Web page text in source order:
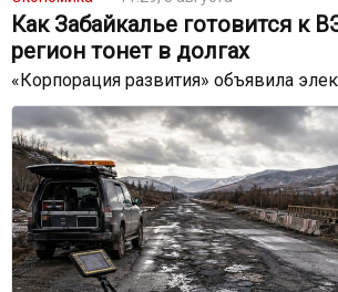
Как Забайкалье готовится к
регион тонет в долгах
«Корпорация развития» объявила